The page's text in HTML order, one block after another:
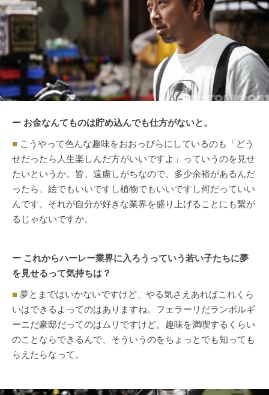
ー お金なんてものは貯め込んでも仕方がないと。
■ こうやって色んな趣味をおおっぴらにしているのも「どう
せだったら人生楽しんだ方がいいですよ」っていうのを見せ
たいというか。皆、遠慮しがちなので。多少余裕があるんだ
ったら、絵でもいいですし植物でもいいですし何だっていい
んです。それが自分が好きな業界を盛り上げることにも繋が
るじゃないですか。
ー これからハーレー業界に入ろうっていう若い子たちに夢
を見せるって気持ちは？
■ 夢とまではいかないですけど、やる気さえあればこれくら
いはできるよってのはありますね。フェラーリだランボルギ
ーニだ豪邸だってのはムリですけど。趣味を満喫するくらい
のことならできるんで、そういうのをちょっとでも知っても
らえたらなって。